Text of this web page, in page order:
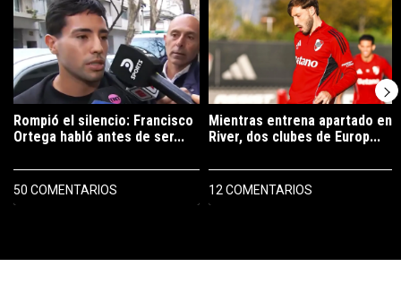
Rompió el silencio: Francisco
Ortega habló antes de ser...
50 COMENTARIOS
Mientras entrena apartado en
River, dos clubes de Europ...
12 COMENTARIOS